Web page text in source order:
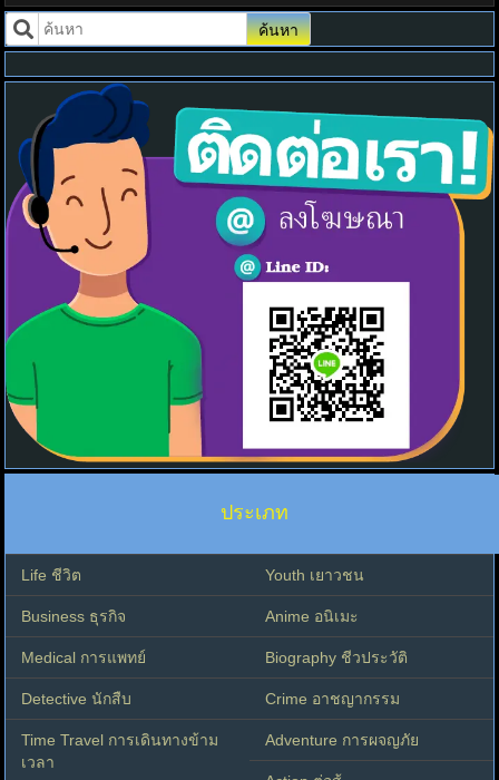
ค้นหา
ประเภท
Life ชีวิต Youth เยาวชน
Business ธุรกิจ Anime อนิเมะ
Medical การแพทย์ Biography ชีวประวัติ
Detective นักสืบ Crime อาชญากรรม
Time Travel การเดินทางข้าม
เวลา
Adventure การผจญภัย